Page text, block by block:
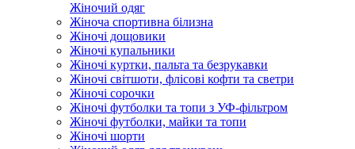
Жіночий одяг
Жіноча спортивна білизна
Жіночі дощовики
Жіночі купальники
Жіночі куртки, пальта та безрукавки
Жіночі світшоти, флісові кофти та светри
Жіночі сорочки
Жіночі футболки та топи з УФ-фільтром
Жіночі футболки, майки та топи
Жіночі шорти